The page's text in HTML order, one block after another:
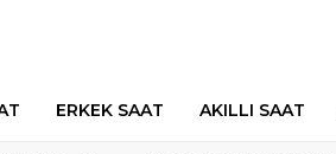
ERKEK SAAT AKILLI SAAT